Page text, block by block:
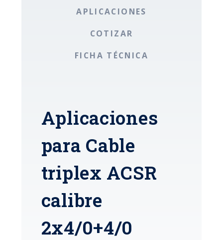
APLICACIONES
COTIZAR
FICHA TÉCNICA
Aplicaciones
para Cable
triplex ACSR
calibre
2x4/0+4/0